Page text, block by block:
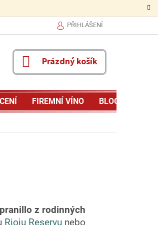
PŘIHLÁŠENÍ
NÁKUPNÍ
KOŠÍK
Prázdný košík
FIREMNÍ VÍNO BLOG
z rodinných
Rioju Reservu nebo